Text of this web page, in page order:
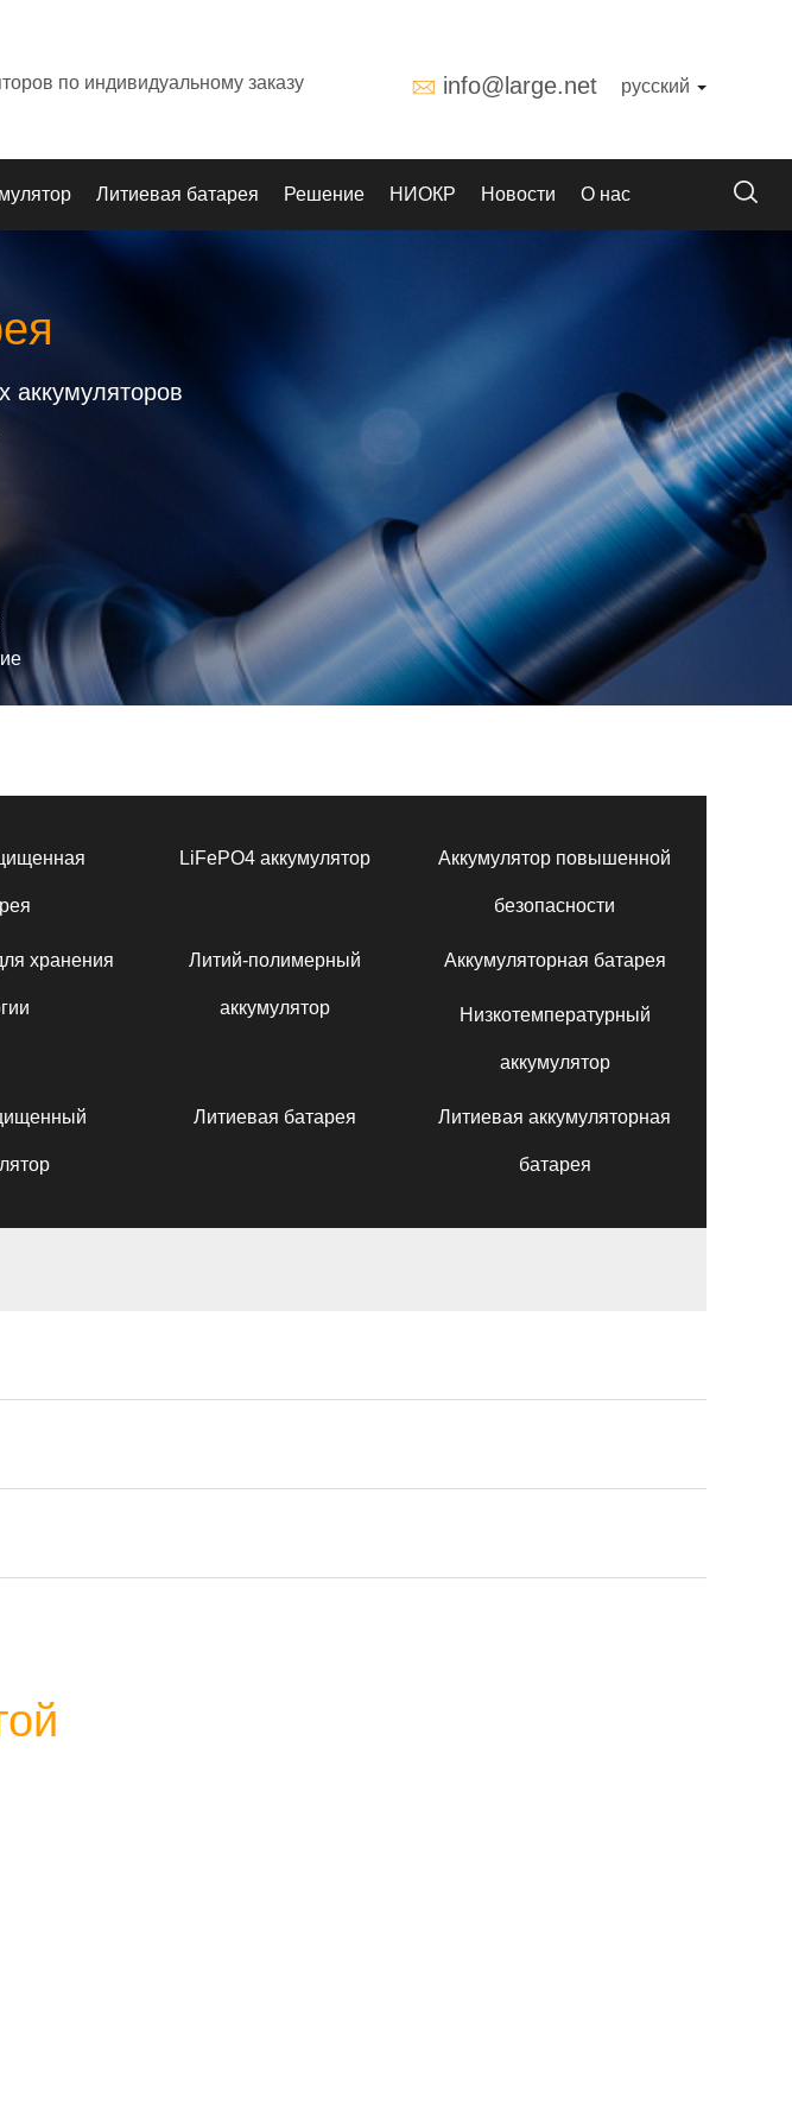
по индивидуальному заказу info@large.net русский
Литиевая батарея Решение НИОКР Новости О нас
аккумуляторов
LiFePO4 аккумулятор Аккумулятор повышенной
безопасности
хранения Литий-полимерный
аккумулятор
Аккумуляторная батарея
Низкотемпературный
аккумулятор
Литиевая батарея Литиевая аккумуляторная
батарея